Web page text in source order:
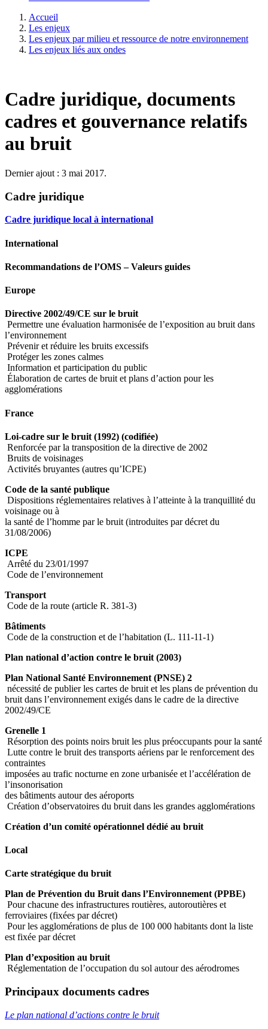
Accueil
Les enjeux
Les enjeux par milieu et ressource de notre environnement
Les enjeux liés aux ondes
Cadre juridique, documents
cadres et gouvernance relatifs
au bruit
Dernier ajout : 3 mai 2017.
Cadre juridique
Cadre juridique local à international
International
Recommandations de l’OMS – Valeurs guides
Europe
Directive 2002/49/CE sur le bruit
Permettre une évaluation harmonisée de l’exposition au bruit dans
l’environnement
Prévenir et réduire les bruits excessifs
Protéger les zones calmes
Information et participation du public
Élaboration de cartes de bruit et plans d’action pour les
agglomérations
France
Loi-cadre sur le bruit (1992) (codifiée)
Renforcée par la transposition de la directive de 2002
Bruits de voisinages
Activités bruyantes (autres qu’ICPE)
Code de la santé publique
Dispositions réglementaires relatives à l’atteinte à la tranquillité du
voisinage ou à
la santé de l’homme par le bruit (introduites par décret du
31/08/2006)
ICPE
Arrêté du 23/01/1997
Code de l’environnement
Transport
Code de la route (article R. 381-3)
Bâtiments
Code de la construction et de l’habitation (L. 111-11-1)
Plan national d’action contre le bruit (2003)
Plan National Santé Environnement (PNSE) 2
nécessité de publier les cartes de bruit et les plans de prévention du
bruit dans l’environnement exigés dans le cadre de la directive
2002/49/CE
Grenelle 1
Résorption des points noirs bruit les plus préoccupants pour la santé
Lutte contre le bruit des transports aériens par le renforcement des
contraintes
imposées au trafic nocturne en zone urbanisée et l’accélération de
l’insonorisation
des bâtiments autour des aéroports
Création d’observatoires du bruit dans les grandes agglomérations
Création d’un comité opérationnel dédié au bruit
Local
Carte stratégique du bruit
Plan de Prévention du Bruit dans l’Environnement (PPBE)
Pour chacune des infrastructures routières, autoroutières et
ferroviaires (fixées par décret)
Pour les agglomérations de plus de 100 000 habitants dont la liste
est fixée par décret
Plan d’exposition au bruit
Réglementation de l’occupation du sol autour des aérodromes
Principaux documents cadres
Le plan national d’actions contre le bruit